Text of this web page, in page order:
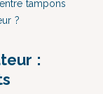
tampons
?
: